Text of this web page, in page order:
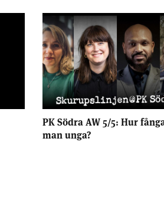
PK Södra AW 5/5: Hur
man unga?